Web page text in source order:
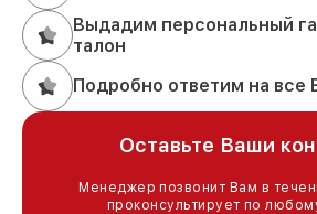
Выдадим персональный
талон
Подробно ответим на все
Оставьте Ваши
Менеджер позвонит Вам в
проконсультирует по